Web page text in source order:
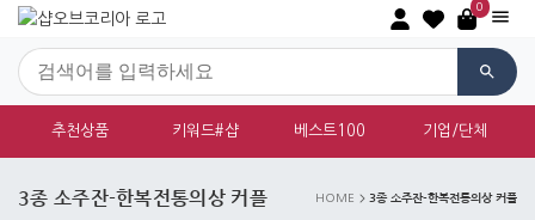
0
추천상품 키워드#샵 베스트100 기업/단체
3종 소주잔-한복전통의상 커플 HOME 3종 소주잔-한복전통의상 커플